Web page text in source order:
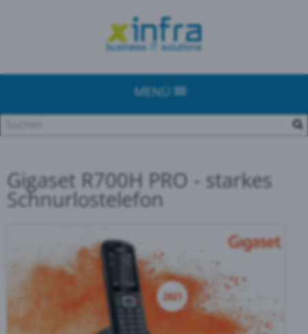
MENÜ
Gigaset R700H PRO - starkes
Schnurlostelefon